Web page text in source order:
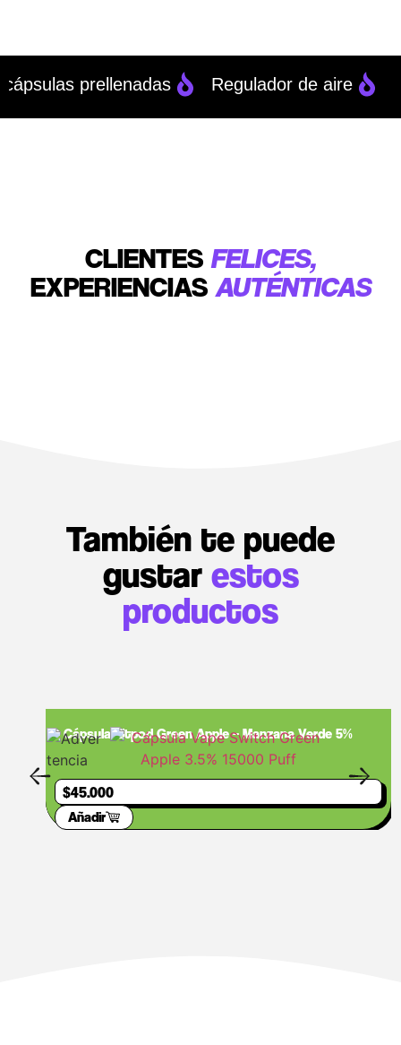
prellenadas Regulador de aire
CLIENTES FELICES,
EXPERIENCIAS AUTÉNTICAS
También te puede
gustar estos
productos
$45.000
Añadir
Cápsula Litpod Green Apple – Manzana Verde 5%